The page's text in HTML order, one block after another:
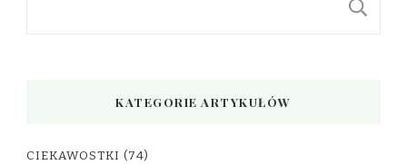
KATEGORIE ARTYKUŁÓW
CIEKAWOSTKI (74)